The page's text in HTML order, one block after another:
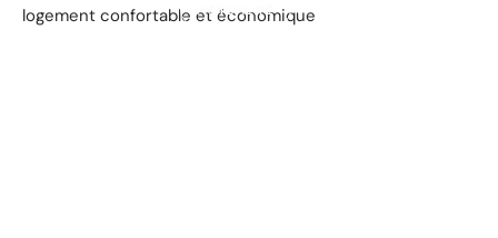
ACTUALITÉ